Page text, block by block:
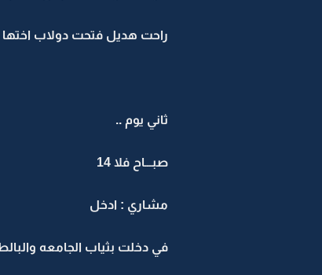
راحت هديل فتحت دولاب اختها
ثاني يوم ..
صبـــاح فلا 14
مشاري : ادخل
في دخلت بثياب الجامعه